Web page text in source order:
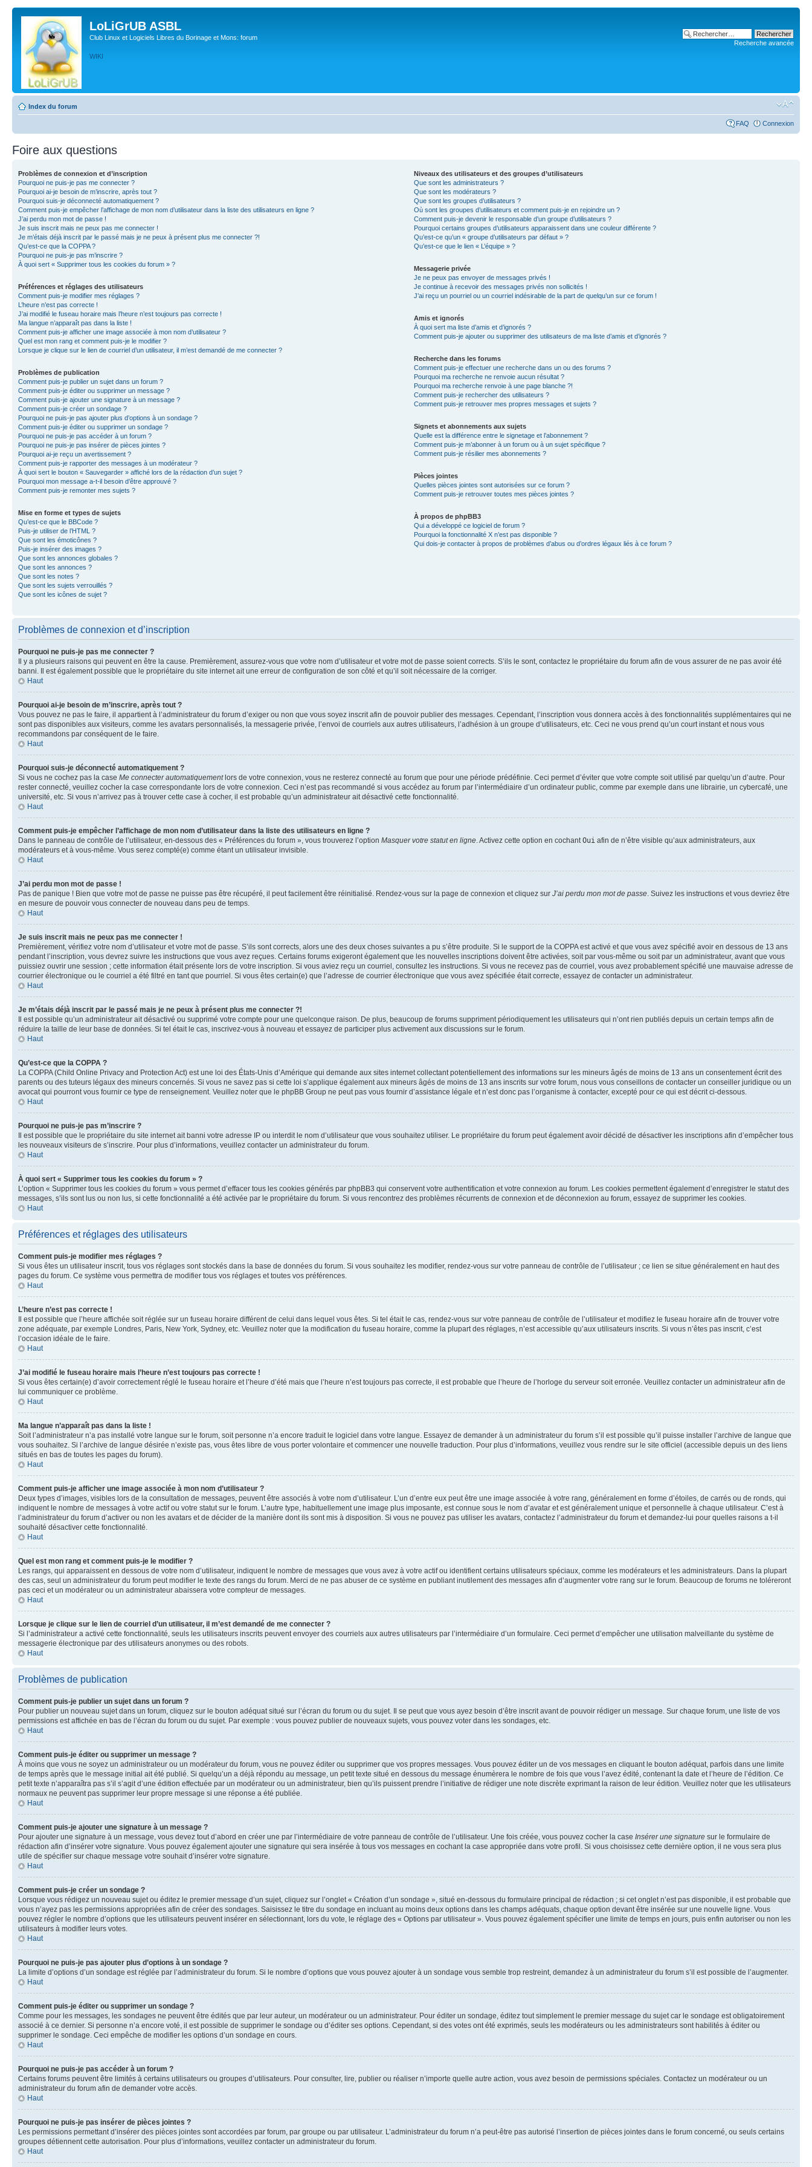
LoLiGrUB ASBL
Club Linux et Logiciels Libres du Borinage et Mons: forum
WIKI
Recherche avancée
Index du forum
FAQ Connexion
Foire aux questions
Problèmes de connexion et d’inscription
Pourquoi ne puis-je pas me connecter ?
Pourquoi ai-je besoin de m’inscrire, après tout ?
Pourquoi suis-je déconnecté automatiquement ?
Comment puis-je empêcher l’affichage de mon nom d’utilisateur dans la liste des utilisateurs en ligne ?
J’ai perdu mon mot de passe !
Je suis inscrit mais ne peux pas me connecter !
Je m’étais déjà inscrit par le passé mais je ne peux à présent plus me connecter ?!
Qu’est-ce que la COPPA ?
Pourquoi ne puis-je pas m’inscrire ?
À quoi sert « Supprimer tous les cookies du forum » ?
Préférences et réglages des utilisateurs
Comment puis-je modifier mes réglages ?
L’heure n’est pas correcte !
J’ai modifié le fuseau horaire mais l’heure n’est toujours pas correcte !
Ma langue n’apparaît pas dans la liste !
Comment puis-je afficher une image associée à mon nom d’utilisateur ?
Quel est mon rang et comment puis-je le modifier ?
Lorsque je clique sur le lien de courriel d’un utilisateur, il m’est demandé de me connecter ?
Problèmes de publication
Comment puis-je publier un sujet dans un forum ?
Comment puis-je éditer ou supprimer un message ?
Comment puis-je ajouter une signature à un message ?
Comment puis-je créer un sondage ?
Pourquoi ne puis-je pas ajouter plus d’options à un sondage ?
Comment puis-je éditer ou supprimer un sondage ?
Pourquoi ne puis-je pas accéder à un forum ?
Pourquoi ne puis-je pas insérer de pièces jointes ?
Pourquoi ai-je reçu un avertissement ?
Comment puis-je rapporter des messages à un modérateur ?
À quoi sert le bouton « Sauvegarder » affiché lors de la rédaction d’un sujet ?
Pourquoi mon message a-t-il besoin d’être approuvé ?
Comment puis-je remonter mes sujets ?
Mise en forme et types de sujets
Qu’est-ce que le BBCode ?
Puis-je utiliser de l’HTML ?
Que sont les émoticônes ?
Puis-je insérer des images ?
Que sont les annonces globales ?
Que sont les annonces ?
Que sont les notes ?
Que sont les sujets verrouillés ?
Que sont les icônes de sujet ?
Niveaux des utilisateurs et des groupes d’utilisateurs
Que sont les administrateurs ?
Que sont les modérateurs ?
Que sont les groupes d’utilisateurs ?
Où sont les groupes d’utilisateurs et comment puis-je en rejoindre un ?
Comment puis-je devenir le responsable d’un groupe d’utilisateurs ?
Pourquoi certains groupes d’utilisateurs apparaissent dans une couleur différente ?
Qu’est-ce qu’un « groupe d’utilisateurs par défaut » ?
Qu’est-ce que le lien « L’équipe » ?
Messagerie privée
Je ne peux pas envoyer de messages privés !
Je continue à recevoir des messages privés non sollicités !
J’ai reçu un pourriel ou un courriel indésirable de la part de quelqu’un sur ce forum !
Amis et ignorés
À quoi sert ma liste d’amis et d’ignorés ?
Comment puis-je ajouter ou supprimer des utilisateurs de ma liste d’amis et d’ignorés ?
Recherche dans les forums
Comment puis-je effectuer une recherche dans un ou des forums ?
Pourquoi ma recherche ne renvoie aucun résultat ?
Pourquoi ma recherche renvoie à une page blanche ?!
Comment puis-je rechercher des utilisateurs ?
Comment puis-je retrouver mes propres messages et sujets ?
Signets et abonnements aux sujets
Quelle est la différence entre le signetage et l’abonnement ?
Comment puis-je m’abonner à un forum ou à un sujet spécifique ?
Comment puis-je résilier mes abonnements ?
Pièces jointes
Quelles pièces jointes sont autorisées sur ce forum ?
Comment puis-je retrouver toutes mes pièces jointes ?
À propos de phpBB3
Qui a développé ce logiciel de forum ?
Pourquoi la fonctionnalité X n’est pas disponible ?
Qui dois-je contacter à propos de problèmes d’abus ou d’ordres légaux liés à ce forum ?
Problèmes de connexion et d’inscription
Pourquoi ne puis-je pas me connecter ?
Il y a plusieurs raisons qui peuvent en être la cause. Premièrement, assurez-vous que votre nom d’utilisateur et votre mot de passe soient corrects. S’ils le sont, contactez le propriétaire du forum afin de vous assurer de ne pas avoir été
banni. Il est également possible que le propriétaire du site internet ait une erreur de configuration de son côté et qu’il soit nécessaire de la corriger.
Haut
Pourquoi ai-je besoin de m’inscrire, après tout ?
Vous pouvez ne pas le faire, il appartient à l’administrateur du forum d’exiger ou non que vous soyez inscrit afin de pouvoir publier des messages. Cependant, l’inscription vous donnera accès à des fonctionnalités supplémentaires qui ne
sont pas disponibles aux visiteurs, comme les avatars personnalisés, la messagerie privée, l’envoi de courriels aux autres utilisateurs, l’adhésion à un groupe d’utilisateurs, etc. Ceci ne vous prend qu’un court instant et nous vous
recommandons par conséquent de le faire.
Haut
Pourquoi suis-je déconnecté automatiquement ?
Si vous ne cochez pas la case Me connecter automatiquementlors de votre connexion, vous ne resterez connecté au forum que pour une période prédéfinie. Ceci permet d’éviter que votre compte soit utilisé par quelqu’un d’autre. Pour
rester connecté, veuillez cocher la case correspondante lors de votre connexion. Ceci n’est pas recommandé si vous accédez au forum par l’intermédiaire d’un ordinateur public, comme par exemple dans une librairie, un cybercafé, une
université, etc. Si vous n’arrivez pas à trouver cette case à cocher, il est probable qu’un administrateur ait désactivé cette fonctionnalité.
Haut
Comment puis-je empêcher l’affichage de mon nom d’utilisateur dans la liste des utilisateurs en ligne ?
Dans le panneau de contrôle de l’utilisateur, en-dessous des « Préférences du forum », vous trouverez l’option Masquer votre statut en ligne. Activez cette option en cochantOui afin de n’être visible qu’aux administrateurs, aux
modérateurs et à vous-même. Vous serez compté(e) comme étant un utilisateur invisible.
Haut
J’ai perdu mon mot de passe !
Pas de panique ! Bien que votre mot de passe ne puisse pas être récupéré, il peut facilement être réinitialisé. Rendez-vous sur la page de connexion et cliquez sur J’ai perdu mon mot de passe. Suivez les instructions et vous devriez être
en mesure de pouvoir vous connecter de nouveau dans peu de temps.
Haut
Je suis inscrit mais ne peux pas me connecter !
Premièrement, vérifiez votre nom d’utilisateur et votre mot de passe. S’ils sont corrects, alors une des deux choses suivantes a pu s’être produite. Si le support de la COPPA est activé et que vous avez spécifié avoir en dessous de 13 ans
pendant l’inscription, vous devrez suivre les instructions que vous avez reçues. Certains forums exigeront également que les nouvelles inscriptions doivent être activées, soit par vous-même ou soit par un administrateur, avant que vous
puissiez ouvrir une session ; cette information était présente lors de votre inscription. Si vous aviez reçu un courriel, consultez les instructions. Si vous ne recevez pas de courriel, vous avez probablement spécifié une mauvaise adresse de
courrier électronique ou le courriel a été filtré en tant que pourriel. Si vous êtes certain(e) que l’adresse de courrier électronique que vous avez spécifiée était correcte, essayez de contacter un administrateur.
Haut
Je m’étais déjà inscrit par le passé mais je ne peux à présent plus me connecter ?!
Il est possible qu’un administrateur ait désactivé ou supprimé votre compte pour une quelconque raison. De plus, beaucoup de forums suppriment périodiquement les utilisateurs qui n’ont rien publiés depuis un certain temps afin de
réduire la taille de leur base de données. Si tel était le cas, inscrivez-vous à nouveau et essayez de participer plus activement aux discussions sur le forum.
Haut
Qu’est-ce que la COPPA ?
La COPPA (Child Online Privacy and Protection Act) est une loi des États-Unis d’Amérique qui demande aux sites internet collectant potentiellement des informations sur les mineurs âgés de moins de 13 ans un consentement écrit des
parents ou des tuteurs légaux des mineurs concernés. Si vous ne savez pas si cette loi s’applique également aux mineurs âgés de moins de 13 ans inscrits sur votre forum, nous vous conseillons de contacter un conseiller juridique ou un
avocat qui pourront vous fournir ce type de renseignement. Veuillez noter que le phpBB Group ne peut pas vous fournir d’assistance légale et n’est donc pas l’organisme à contacter, excepté pour ce qui est décrit ci-dessous.
Haut
Pourquoi ne puis-je pas m’inscrire ?
Il est possible que le propriétaire du site internet ait banni votre adresse IP ou interdit le nom d’utilisateur que vous souhaitez utiliser. Le propriétaire du forum peut également avoir décidé de désactiver les inscriptions afin d’empêcher tous
les nouveaux visiteurs de s’inscrire. Pour plus d’informations, veuillez contacter un administrateur du forum.
Haut
À quoi sert « Supprimer tous les cookies du forum » ?
L’option « Supprimer tous les cookies du forum » vous permet d’effacer tous les cookies générés par phpBB3 qui conservent votre authentification et votre connexion au forum. Les cookies permettent également d’enregistrer le statut des
messages, s’ils sont lus ou non lus, si cette fonctionnalité a été activée par le propriétaire du forum. Si vous rencontrez des problèmes récurrents de connexion et de déconnexion au forum, essayez de supprimer les cookies.
Haut
Préférences et réglages des utilisateurs
Comment puis-je modifier mes réglages ?
Si vous êtes un utilisateur inscrit, tous vos réglages sont stockés dans la base de données du forum. Si vous souhaitez les modifier, rendez-vous sur votre panneau de contrôle de l’utilisateur ; ce lien se situe généralement en haut des
pages du forum. Ce système vous permettra de modifier tous vos réglages et toutes vos préférences.
Haut
L’heure n’est pas correcte !
Il est possible que l’heure affichée soit réglée sur un fuseau horaire différent de celui dans lequel vous êtes. Si tel était le cas, rendez-vous sur votre panneau de contrôle de l’utilisateur et modifiez le fuseau horaire afin de trouver votre
zone adéquate, par exemple Londres, Paris, New York, Sydney, etc. Veuillez noter que la modification du fuseau horaire, comme la plupart des réglages, n’est accessible qu’aux utilisateurs inscrits. Si vous n’êtes pas inscrit, c’est
l’occasion idéale de le faire.
Haut
J’ai modifié le fuseau horaire mais l’heure n’est toujours pas correcte !
Si vous êtes certain(e) d’avoir correctement réglé le fuseau horaire et l’heure d’été mais que l’heure n’est toujours pas correcte, il est probable que l’heure de l’horloge du serveur soit erronée. Veuillez contacter un administrateur afin de
lui communiquer ce problème.
Haut
Ma langue n’apparaît pas dans la liste !
Soit l’administrateur n’a pas installé votre langue sur le forum, soit personne n’a encore traduit le logiciel dans votre langue. Essayez de demander à un administrateur du forum s’il est possible qu’il puisse installer l’archive de langue que
vous souhaitez. Si l’archive de langue désirée n’existe pas, vous êtes libre de vous porter volontaire et commencer une nouvelle traduction. Pour plus d’informations, veuillez vous rendre sur le site officiel (accessible depuis un des liens
situés en bas de toutes les pages du forum).
Haut
Comment puis-je afficher une image associée à mon nom d’utilisateur ?
Deux types d’images, visibles lors de la consultation de messages, peuvent être associés à votre nom d’utilisateur. L’un d’entre eux peut être une image associée à votre rang, généralement en forme d’étoiles, de carrés ou de ronds, qui
indiquent le nombre de messages à votre actif ou votre statut sur le forum. L’autre type, habituellement une image plus imposante, est connue sous le nom d’avatar et est généralement unique et personnelle à chaque utilisateur. C’est à
l’administrateur du forum d’activer ou non les avatars et de décider de la manière dont ils sont mis à disposition. Si vous ne pouvez pas utiliser les avatars, contactez l’administrateur du forum et demandez-lui pour quelles raisons a t-il
souhaité désactiver cette fonctionnalité.
Haut
Quel est mon rang et comment puis-je le modifier ?
Les rangs, qui apparaissent en dessous de votre nom d’utilisateur, indiquent le nombre de messages que vous avez à votre actif ou identifient certains utilisateurs spéciaux, comme les modérateurs et les administrateurs. Dans la plupart
des cas, seul un administrateur du forum peut modifier le texte des rangs du forum. Merci de ne pas abuser de ce système en publiant inutilement des messages afin d’augmenter votre rang sur le forum. Beaucoup de forums ne toléreront
pas ceci et un modérateur ou un administrateur abaissera votre compteur de messages.
Haut
Lorsque je clique sur le lien de courriel d’un utilisateur, il m’est demandé de me connecter ?
Si l’administrateur a activé cette fonctionnalité, seuls les utilisateurs inscrits peuvent envoyer des courriels aux autres utilisateurs par l’intermédiaire d’un formulaire. Ceci permet d’empêcher une utilisation malveillante du système de
messagerie électronique par des utilisateurs anonymes ou des robots.
Haut
Problèmes de publication
Comment puis-je publier un sujet dans un forum ?
Pour publier un nouveau sujet dans un forum, cliquez sur le bouton adéquat situé sur l’écran du forum ou du sujet. Il se peut que vous ayez besoin d’être inscrit avant de pouvoir rédiger un message. Sur chaque forum, une liste de vos
permissions est affichée en bas de l’écran du forum ou du sujet. Par exemple : vous pouvez publier de nouveaux sujets, vous pouvez voter dans les sondages, etc.
Haut
Comment puis-je éditer ou supprimer un message ?
À moins que vous ne soyez un administrateur ou un modérateur du forum, vous ne pouvez éditer ou supprimer que vos propres messages. Vous pouvez éditer un de vos messages en cliquant le bouton adéquat, parfois dans une limite
de temps après que le message initial ait été publié. Si quelqu’un a déjà répondu au message, un petit texte situé en dessous du message énumèrera le nombre de fois que vous l’avez édité, contenant la date et l’heure de l’édition. Ce
petit texte n’apparaîtra pas s’il s’agit d’une édition effectuée par un modérateur ou un administrateur, bien qu’ils puissent prendre l’initiative de rédiger une note discrète exprimant la raison de leur édition. Veuillez noter que les utilisateurs
normaux ne peuvent pas supprimer leur propre message si une réponse a été publiée.
Haut
Comment puis-je ajouter une signature à un message ?
Pour ajouter une signature à un message, vous devez tout d’abord en créer une par l’intermédiaire de votre panneau de contrôle de l’utilisateur. Une fois créée, vous pouvez cocher la case Insérer une signature sur le formulaire de
rédaction afin d’insérer votre signature. Vous pouvez également ajouter une signature qui sera insérée à tous vos messages en cochant la case appropriée dans votre profil. Si vous choisissez cette dernière option, il ne vous sera plus
utile de spécifier sur chaque message votre souhait d’insérer votre signature.
Haut
Comment puis-je créer un sondage ?
Lorsque vous rédigez un nouveau sujet ou éditez le premier message d’un sujet, cliquez sur l’onglet « Création d’un sondage », situé en-dessous du formulaire principal de rédaction ; si cet onglet n’est pas disponible, il est probable que
vous n’ayez pas les permissions appropriées afin de créer des sondages. Saisissez le titre du sondage en incluant au moins deux options dans les champs adéquats, chaque option devant être insérée sur une nouvelle ligne. Vous
pouvez régler le nombre d’options que les utilisateurs peuvent insérer en sélectionnant, lors du vote, le réglage des « Options par utilisateur ». Vous pouvez également spécifier une limite de temps en jours, puis enfin autoriser ou non les
utilisateurs à modifier leurs votes.
Haut
Pourquoi ne puis-je pas ajouter plus d’options à un sondage ?
La limite d’options d’un sondage est réglée par l’administrateur du forum. Si le nombre d’options que vous pouvez ajouter à un sondage vous semble trop restreint, demandez à un administrateur du forum s’il est possible de l’augmenter.
Haut
Comment puis-je éditer ou supprimer un sondage ?
Comme pour les messages, les sondages ne peuvent être édités que par leur auteur, un modérateur ou un administrateur. Pour éditer un sondage, éditez tout simplement le premier message du sujet car le sondage est obligatoirement
associé à ce dernier. Si personne n’a encore voté, il est possible de supprimer le sondage ou d’éditer ses options. Cependant, si des votes ont été exprimés, seuls les modérateurs ou les administrateurs sont habilités à éditer ou
supprimer le sondage. Ceci empêche de modifier les options d’un sondage en cours.
Haut
Pourquoi ne puis-je pas accéder à un forum ?
Certains forums peuvent être limités à certains utilisateurs ou groupes d’utilisateurs. Pour consulter, lire, publier ou réaliser n’importe quelle autre action, vous avez besoin de permissions spéciales. Contactez un modérateur ou un
administrateur du forum afin de demander votre accès.
Haut
Pourquoi ne puis-je pas insérer de pièces jointes ?
Les permissions permettant d’insérer des pièces jointes sont accordées par forum, par groupe ou par utilisateur. L’administrateur du forum n’a peut-être pas autorisé l’insertion de pièces jointes dans le forum concerné, ou seuls certains
groupes détiennent cette autorisation. Pour plus d’informations, veuillez contacter un administrateur du forum.
Haut